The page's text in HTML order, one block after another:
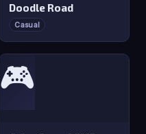
Doodle Road
Casual
🎮